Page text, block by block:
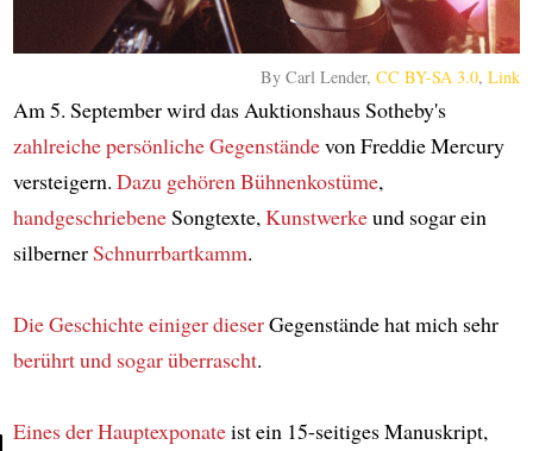
By Carl Lender,CC BY-SA 3.0,Link
Am 5. September wird das Auktionshaus Sotheby's
zahlreiche persönliche Gegenständevon Freddie Mercury
versteigern. Dazu gehören Bühnenkostüme,
handgeschriebeneSongtexte,Kunstwerkeund sogar ein
silbernerSchnurrbartkamm.
Die Geschichte einiger dieserGegenstände hat mich sehr
berührt und sogar überrascht.
Eines der Hauptexponateist ein 15-seitiges Manuskript,